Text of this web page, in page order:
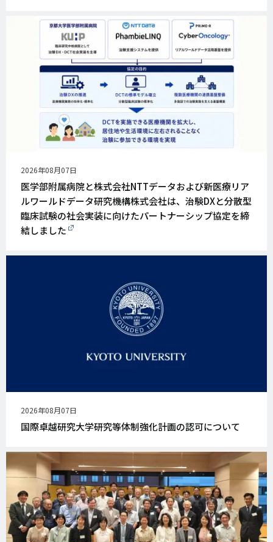
公
開
日
2026年08月07日
医学部附属病院と株式会社NTTデータおよび新医療リア
ルワールドデータ研究機構株式会社は、治験DXと分散型
臨床試験の社会実装に向けたパートナーシップ協定を締
結しました
公
開
日
2026年08月07日
国際卓越研究大学研究等体制強化計画の認可について